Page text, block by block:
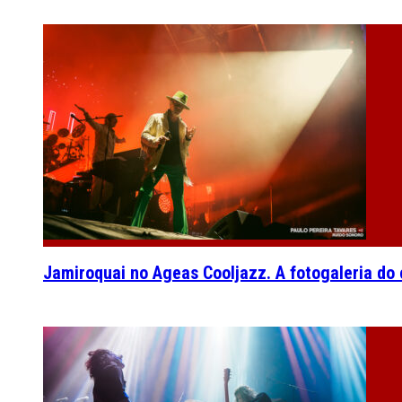
Jamiroquai no Ageas Cooljazz. A fotogaleria do